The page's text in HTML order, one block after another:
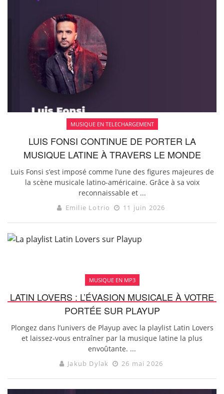
MUSIQUE EN TELECHARGEMENT
LUIS FONSI CONTINUE DE PORTER LA
MUSIQUE LATINE À TRAVERS LE MONDE
Luis Fonsi s’est imposé comme l’une des figures majeures de
la scène musicale latino-américaine. Grâce à sa voix
reconnaissable et ...
Emilie Lotrio 11 juin 2026
MUSIQUE EN MP3
LATIN LOVERS : L’ÉVASION MUSICALE À VOTRE
PORTÉE SUR PLAYUP
Plongez dans l’univers de Playup avec la playlist Latin Lovers
et laissez-vous entraîner par la musique latine la plus
envoûtante. ...
Jakub Dylak 26 mai 2026